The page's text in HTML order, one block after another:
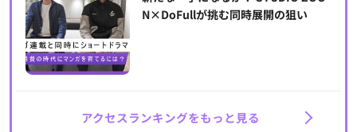
N×DoFullが挑む同時展開の狙い
アクセスランキングをもっと見る